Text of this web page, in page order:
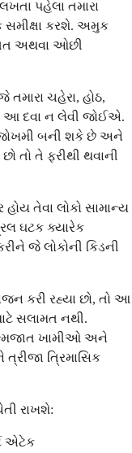
પહેલા તમારા
સમીક્ષા કરશે. અમુક
અથવા ઓછી
ચહેરા, હોઠ,
આ દવા ન લેવી જોઈએ.
જોખમી બની શકે છે અને
તો તે ફરીથી થવાની
હોય તેવા લોકો સામાન્ય
ઘટક ક્યારેક
જે લોકોની કિડની
કરી રહ્યા છો, તો આ
સલામત નથી.
ખામીઓ અને
ત્રિમાસિક
રાખશે:
એટેક